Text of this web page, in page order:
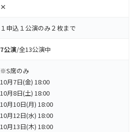
×
１申込１公演のみ２枚まで
7公演/全13公演中
※S席のみ
10月7日(金) 18:00
10月8日(土) 18:00
10月10日(月) 18:00
10月12日(水) 18:00
10月13日(木) 18:00